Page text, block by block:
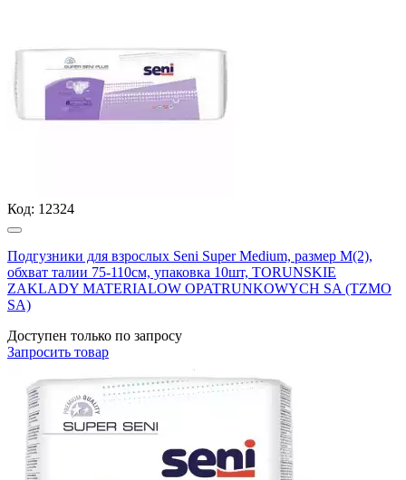
Код: 12324
Подгузники для взрослых Seni Super Medium, размер М(2),
обхват талии 75-110см, упаковка 10шт, TORUNSKIE
ZAKLADY MATERIALOW OPATRUNKOWYCH SA (TZMO
SA)
Доступен только по запросу
Запросить товар